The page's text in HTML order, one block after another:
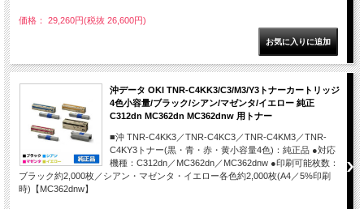
価格： 29,260円(税抜 26,600円)
沖データ OKI TNR-C4KK3/C3/M3/Y3トナーカートリッジ
4色小容量/ブラック/シアン/マゼンタ/イエロー 純正
C312dn MC362dn MC362dnw 用トナー
■沖 TNR-C4KK3／TNR-C4KC3／TNR-C4KM3／TNR-
C4KY3トナー(黒・青・赤・黄小容量4色)：純正品 ●対応
機種：C312dn／MC362dn／MC362dnw ●印刷可能枚数：
ブラック約2,000枚／シアン・マゼンタ・イエロー各色約2,000枚(A4／5%印刷
時)【MC362dnw】